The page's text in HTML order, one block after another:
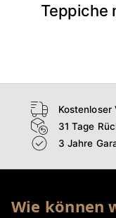
Teppiche
Wohnzimmer
Kostenloser
31 Tage
3 Jahre
Wie können